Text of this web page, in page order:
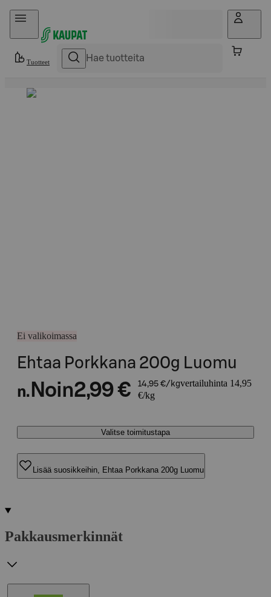
Hyppää sisältöön
Tuotteet
Ei valikoimassa
Ehtaa Porkkana 200g Luomu
n. Noin2,99 € 14,95 €/kgvertailuhinta 14,95
€/kg
Valitse toimitustapa
Lisää suosikkeihin, Ehtaa Porkkana 200g Luomu
Pakkausmerkinnät